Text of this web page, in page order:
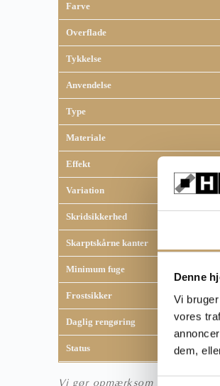
Denne
Vi
vores
dem,
Farve
Overflade
Tykkelse
Anvendelse
Type
Materiale
Effekt
Variation
Skridsikkerhed
Skarptskårne kanter
Minimum fuge
Frostsikker
Daglig rengøring
Status
Vi gør opmærksom på, at fliser